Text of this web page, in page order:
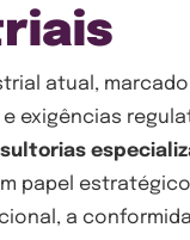
atual,
exigências
papel
a